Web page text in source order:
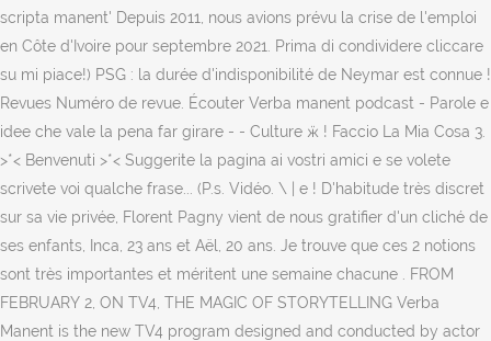
scripta manent' Depuis 2011, nous avions prévu la crise de l'emploi
en Côte d'Ivoire pour septembre 2021. Prima di condividere cliccare
su mi piace!) PSG : la durée d'indisponibilité de Neymar est connue !
Revues Numéro de revue. Écouter Verba manent podcast - Parole e
idee che vale la pena far girare - - Culture ӝ ! Faccio La Mia Cosa 3.
>*< Benvenuti >*< Suggerite la pagina ai vostri amici e se volete
scrivete voi qualche frase... (P.s. Vidéo. \ | e ! D'habitude très discret
sur sa vie privée, Florent Pagny vient de nous gratifier d'un cliché de
ses enfants, Inca, 23 ans et Aël, 20 ans. Je trouve que ces 2 notions
sont très importantes et méritent une semaine chacune . FROM
FEBRUARY 2, ON TV4, THE MAGIC OF STORYTELLING Verba
Manent is the new TV4 program designed and conducted by actor